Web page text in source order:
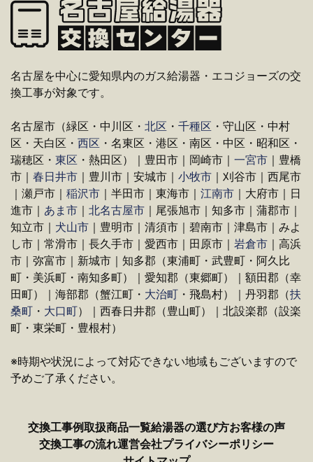
名古屋を中心に愛知県内のガス給湯器・エコジョーズの交
換工事が対象です。
名古屋市（緑区・中川区・ 北区 ・ 千種区 ・守山区・中村
区・天白区・ 西区 ・名東区・港区・南区・中区・昭和区・
瑞穂区・ 東区 ・熱田区）｜豊田市｜岡崎市｜ 一宮市 ｜豊橋
市｜ 春日井市 ｜豊川市｜安城市｜ 小牧市 ｜刈谷市｜西尾市
｜瀬戸市｜ 稲沢市 ｜半田市｜東海市｜ 江南市 ｜大府市｜日
進市｜ あま市 ｜ 北名古屋市 ｜尾張旭市｜知多市｜蒲郡市｜
知立市｜ 犬山市 ｜豊明市｜清須市｜碧南市｜津島市｜みよ
し市｜常滑市｜長久手市｜愛西市｜田原市｜ 岩倉市 ｜高浜
市｜弥富市｜新城市｜知多郡（東浦町・武豊町・阿久比
町・美浜町・南知多町）｜愛知郡（東郷町）｜額田郡（幸
田町）｜海部郡（蟹江町・ 大治町 ・飛島村）｜丹羽郡（扶
桑町 ・ 大口町）｜西春日井郡（豊山町）｜北設楽郡（設楽
町・東栄町・豊根村）
※時期や状況によって対応できない地域もございますので
予めご了承ください。
交換工事例取扱商品一覧給湯器の選び方お客様の声
交換工事の流れ運営会社プライバシーポリシー